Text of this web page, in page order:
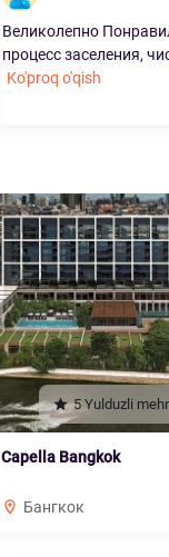
Великолепно
процесс заселения,
Ko'proq o'qish
5 Yulduzli
Capella Bangkok
Бангкок